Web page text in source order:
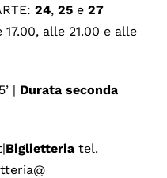
24, 25e 27
alle 21.00 e alle
| Durata seconda
Biglietteriatel.